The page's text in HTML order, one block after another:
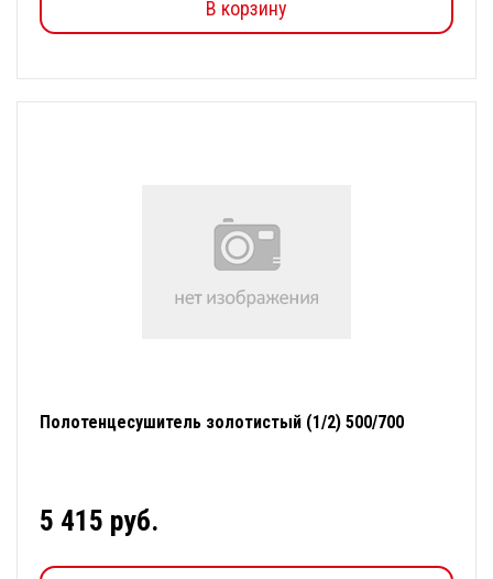
В корзину
Полотенцесушитель золотистый (1/2) 500/700
5 415 руб.